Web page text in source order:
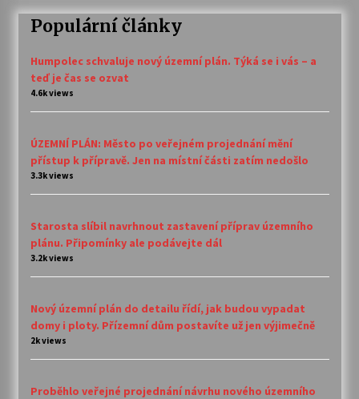
Populární články
Humpolec schvaluje nový územní plán. Týká se i vás – a
teď je čas se ozvat
4.6k views
ÚZEMNÍ PLÁN: Město po veřejném projednání mění
přístup k přípravě. Jen na místní části zatím nedošlo
3.3k views
Starosta slíbil navrhnout zastavení příprav územního
plánu. Připomínky ale podávejte dál
3.2k views
Nový územní plán do detailu řídí, jak budou vypadat
domy i ploty. Přízemní dům postavíte už jen výjimečně
2k views
Proběhlo veřejné projednání návrhu nového územního